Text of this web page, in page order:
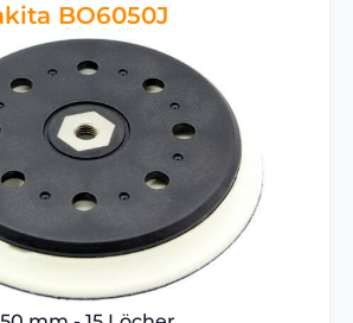
BO6050J